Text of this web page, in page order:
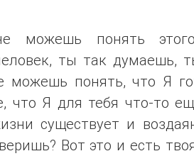
можешь понять
ты так думаешь,
можешь понять, что Я
что Я для тебя что-то
существует и
Вот это и есть